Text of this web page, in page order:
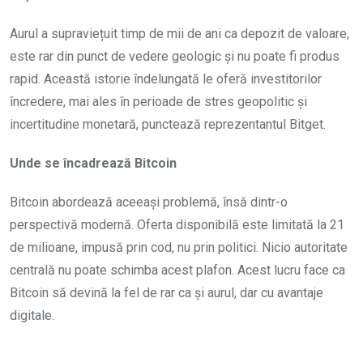
Aurul a supraviețuit timp de mii de ani ca depozit de valoare,
este rar din punct de vedere geologic și nu poate fi produs
rapid. Această istorie îndelungată le oferă investitorilor
încredere, mai ales în perioade de stres geopolitic și
incertitudine monetară, punctează reprezentantul Bitget.
Unde se încadrează Bitcoin
Bitcoin abordează aceeași problemă, însă dintr-o
perspectivă modernă. Oferta disponibilă este limitată la 21
de milioane, impusă prin cod, nu prin politici. Nicio autoritate
centrală nu poate schimba acest plafon. Acest lucru face ca
Bitcoin să devină la fel de rar ca și aurul, dar cu avantaje
digitale.